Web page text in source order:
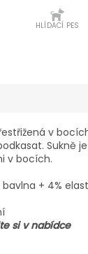
HLÍDACÍ PES
v
Sukně
v bocích.
bavlna + 4%
si v nabídce